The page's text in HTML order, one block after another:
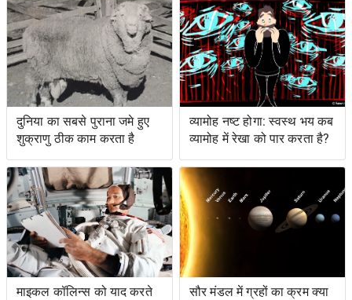
दुनिया का सबसे पुराना जमे हुए
शुक्राणु ठीक काम करता है
व्यामोह नष्ट होगा: स्वस्थ भय कब
व्यामोह में रेखा को पार करता है?
माइकल कॉलिन्स को याद करते
सौर मंडल में ग्रहों का क्रम क्या